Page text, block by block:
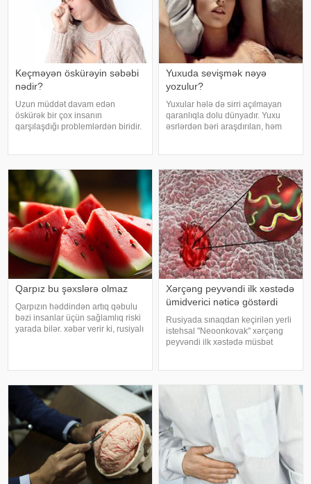
Keçməyən öskürəyin səbəbi
nədir?
Uzun müddət davam edən
öskürək bir çox insanın
qarşılaşdığı problemlərdən biridir.
hər zaman tənəffüs yolu
infeksiyası olmur
Yuxuda sevişmək nəyə
yozulur?
Yuxular hələ də sirri açılmayan
qaranlıqla dolu dünyadır. Yuxu
əsrlərdən bəri araşdırılan, həm
rəngarəng yuxular bəzən də
cinsəlikl
Qarpız bu şəxslərə olmaz
Qarpızın həddindən artıq qəbulu
bəzi insanlar üçün sağlamlıq riski
yarada bilər. xəbər verir ki, rusiyalı
Xərçəng peyvəndi ilk xəstədə
ümidverici nəticə göstərdi
Rusiyada sınaqdan keçirilən yerli
istehsal "Neoonkovak" xərçəng
peyvəndi ilk xəstədə müsbət
Epidemiologiya və Mikrobiologiya